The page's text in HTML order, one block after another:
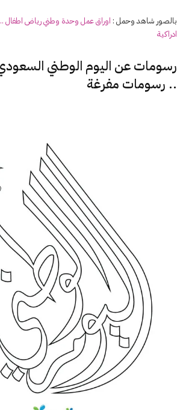
بالصور شاهد وحمل : اوراق عمل وحدة وطني رياض اطفال
ادراكية
.. رسومات مفرغة